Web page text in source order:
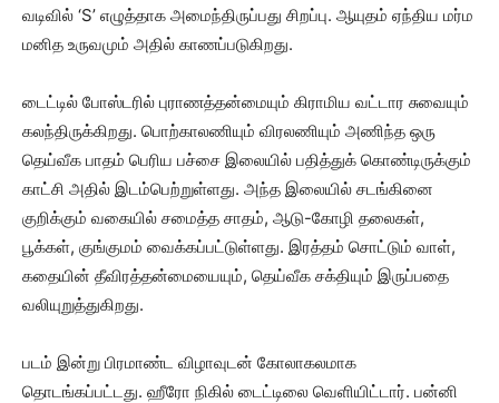
வடிவில் ‘S’ எழுத்தாக அமைந்திருப்பது சிறப்பு. ஆயுதம் ஏந்திய மர்ம
மனித உருவமும் அதில் காணப்படுகிறது.
டைட்டில் போஸ்டரில் புராணத்தன்மையும் கிராமிய வட்டார சுவையும்
கலந்திருக்கிறது. பொற்காலணியும் விரலணியும் அணிந்த ஒரு
தெய்வீக பாதம் பெரிய பச்சை இலையில் பதித்துக் கொண்டிருக்கும்
காட்சி அதில் இடம்பெற்றுள்ளது. அந்த இலையில் சடங்கினை
குறிக்கும் வகையில் சமைத்த சாதம், ஆடு-கோழி தலைகள்,
பூக்கள், குங்குமம் வைக்கப்பட்டுள்ளது. இரத்தம் சொட்டும் வாள்,
கதையின் தீவிரத்தன்மையையும், தெய்வீக சக்தியும் இருப்பதை
வலியுறுத்துகிறது.
படம் இன்று பிரமாண்ட விழாவுடன் கோலாகலமாக
தொடங்கப்பட்டது. ஹீரோ நிகில் டைட்டிலை வெளியிட்டார். பன்னி